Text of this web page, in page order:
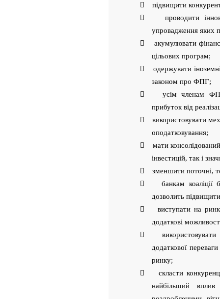
 підвищити
 проводити
упровадження яких
 акумулювати
цільових програм;
 одержувати іноземні
законом про ФПГ;
 усім членам ФПГ,
прибуток від
 використовувати
оподатковування;
 мати
інвестицій, так і
 зменшити поточні,
 банкам коаліції
дозволить
 виступати на
додаткові
 використовувати
додаткової
ринку;
 скласти
найбільший